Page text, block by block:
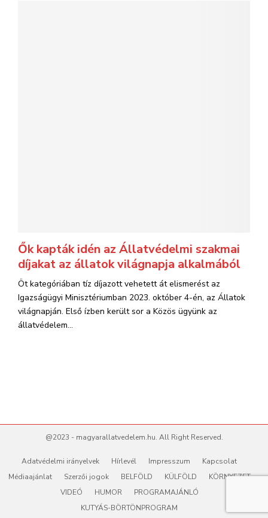
Ők kapták idén az Állatvédelmi szakmai
díjakat az állatok világnapja alkalmából
Öt kategóriában tíz díjazott vehetett át elismerést az
Igazságügyi Minisztériumban 2023. október 4-én, az Állatok
világnapján. Első ízben került sor a Közös ügyünk az
állatvédelem...
@2023 - magyarallatvedelem.hu. All Right Reserved.
Adatvédelmi irányelvek Hírlevél Impresszum
Kapcsolat
Médiaajánlat
Szerzői jogok BELFÖLD KÜLFÖLD
KÖRNYEZET
VIDEÓ
HUMOR
PROGRAMAJÁNLÓ
KUTYÁS-BÖRTÖNPROGRAM